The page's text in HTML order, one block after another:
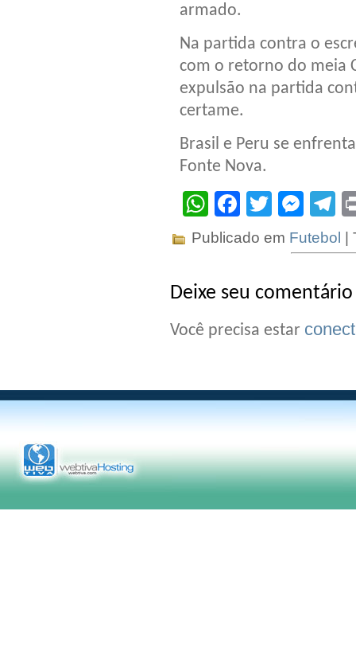
armado.
Na partida contra o
com o retorno do meia
expulsão na partida
certame.
Brasil e Peru se
Fonte Nova.
WhatsApp
Facebook
Twitter
Publicado em Futebol |
Deixe seu comentário
Você precisa estar